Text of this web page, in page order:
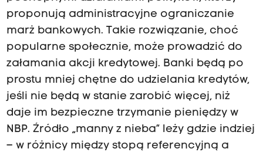
proponują administracyjne ograniczanie
marż bankowych. Takie rozwiązanie, choć
popularne społecznie, może prowadzić do
załamania akcji kredytowej. Banki będą po
prostu mniej chętne do udzielania kredytów,
jeśli nie będą w stanie zarobić więcej, niż
daje im bezpieczne trzymanie pieniędzy w
NBP. Źródło „manny z nieba” leży gdzie indziej
– w różnicy między stopą referencyjną a